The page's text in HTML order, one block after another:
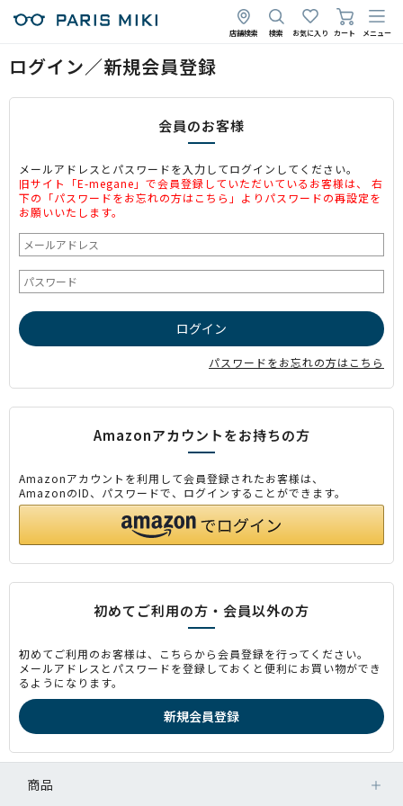
店舗検索 検索 お気に入り カート メニュー
ログイン／新規会員登録
会員のお客様
メールアドレスとパスワードを入力してログインしてください。
旧サイト「E-megane」で会員登録していただいているお客様は、 右
下の「パスワードをお忘れの方はこちら」よりパスワードの再設定を
お願いいたします。
パスワードをお忘れの方はこちら
Amazonアカウントをお持ちの方
Amazonアカウントを利用して会員登録されたお客様は、
AmazonのID、パスワードで、ログインすることができます。
初めてご利用の方・会員以外の方
初めてご利用のお客様は、こちらから会員登録を行ってください。
メールアドレスとパスワードを登録しておくと便利にお買い物ができ
るようになります。
商品